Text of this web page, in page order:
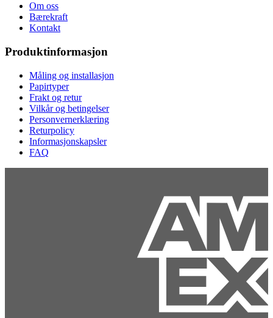
Om oss
Bærekraft
Kontakt
Produktinformasjon
Måling og installasjon
Papirtyper
Frakt og retur
Vilkår og betingelser
Personvernerklæring
Returpolicy
Informasjonskapsler
FAQ